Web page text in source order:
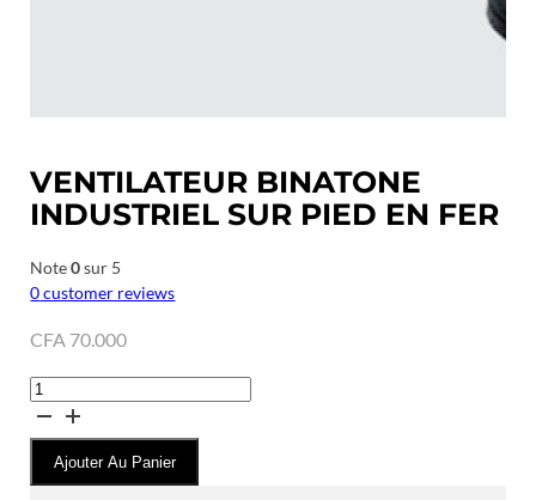
VENTILATEUR BINATONE
INDUSTRIEL SUR PIED EN FER
Note0sur 5
0customer reviews
CFA 70.000
quantité
de
VENTILATEUR
BINATONE
Ajouter Au Panier